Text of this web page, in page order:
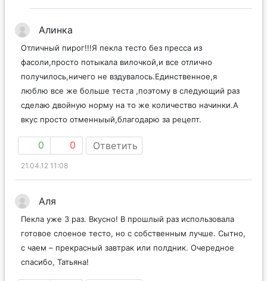
Алинка
Отличный пирог!!!Я пекла тесто без пресса из
фасоли,просто потыкала вилочкой,и все отлично
получилось,ничего не вздувалось.Единственное,я
люблю все же больше теста ,поэтому в следующий раз
сделаю двойную норму на то же количество начинки.А
вкус просто отменныый,благодарю за рецепт.
0 0 Ответить
21.04.12 11:08
Аля
Пекла уже 3 раз. Вкусно! В прошлый раз использовала
готовое слоеное тесто, но с собственным лучше. Сытно,
с чаем – прекрасный завтрак или полдник. Очередное
спасибо, Татьяна!